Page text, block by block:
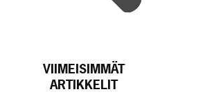
VIIMEISIMMÄT
ARTIKKELIT